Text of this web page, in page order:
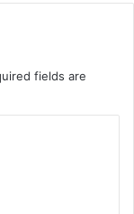
fields are